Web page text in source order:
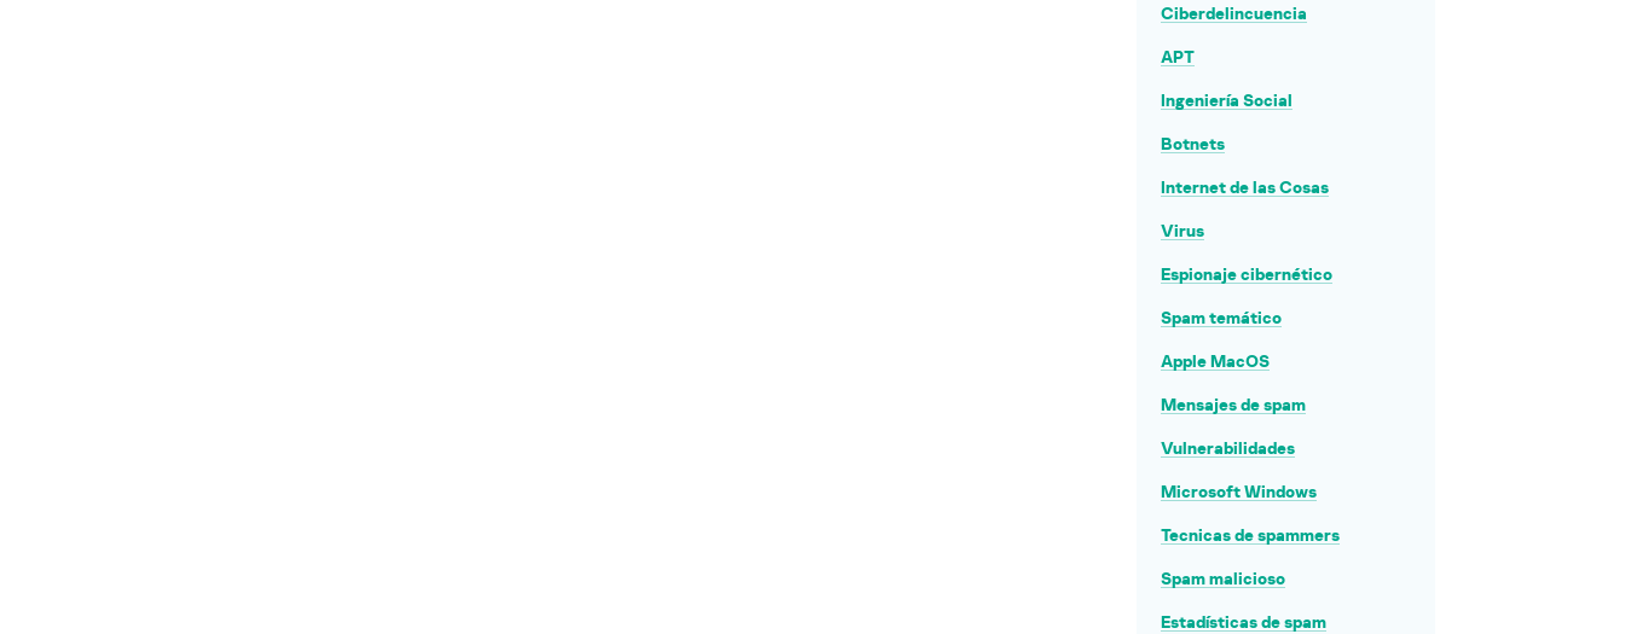
Ciberdelincuencia
APT
Ingeniería Social
Botnets
Internet de las Cosas
Virus
Espionaje cibernético
Spam temático
Apple MacOS
Mensajes de spam
Vulnerabilidades
Microsoft Windows
Tecnicas de spammers
Spam malicioso
Estadísticas de spam